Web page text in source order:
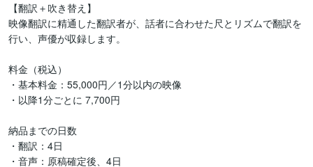
【翻訳＋吹き替え】
映像翻訳に精通した翻訳者が、話者に合わせた尺とリズムで翻訳を
行い、声優が収録します。
料金（税込）
・基本料金：55,000円／1分以内の映像
・以降1分ごとに 7,700円
納品までの日数
・翻訳：4日
・音声：原稿確定後、4日